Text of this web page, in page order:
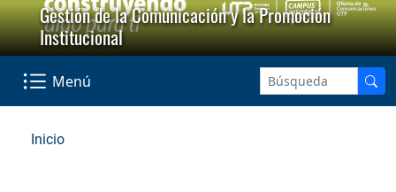
Gestión de la Comunicación y la Promoción
Institucional
Menú
Inicio